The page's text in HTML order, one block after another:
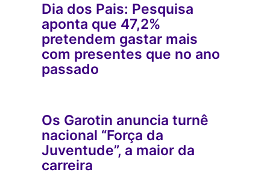
Dia dos Pais: Pesquisa
aponta que 47,2%
pretendem gastar mais
com presentes que no ano
passado
Os Garotin anuncia turnê
nacional “Força da
Juventude”, a maior da
carreira